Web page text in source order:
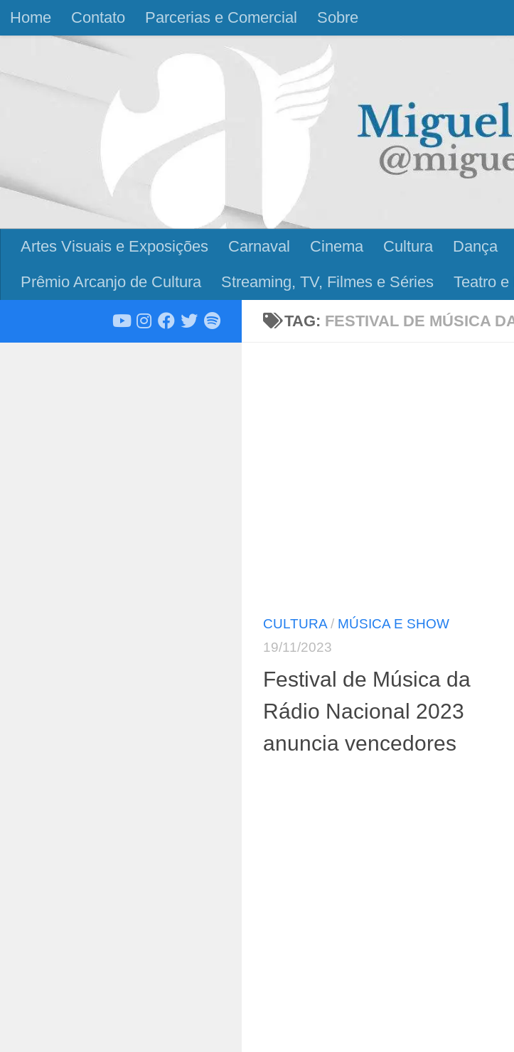
Skip to content
Home Contato Parcerias e Comercial Sobre
Artes Visuais e Exposições Carnaval Cinema Cultura Dança
Prêmio Arcanjo de Cultura
Streaming, TV, Filmes e Séries Teatro
TAG: FESTIVAL DE MÚSICA
CULTURA / MÚSICA E SHOW
19/11/2023
Festival de Música da
Rádio Nacional 2023
anuncia vencedores